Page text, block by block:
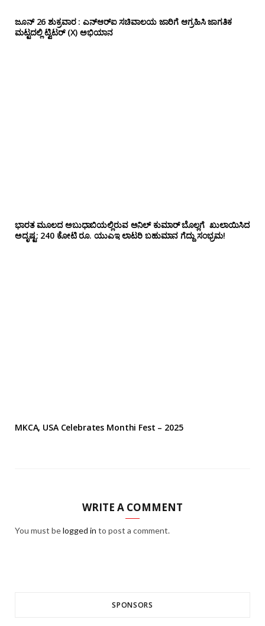
ಜೂನ್ 26 ಶುಕ್ರವಾರ : ಎನ್‌ಆರ್‌ಐ ಸಚಿವಾಲಯ ಜಾರಿಗೆ ಆಗ್ರಹಿಸಿ ಜಾಗತಿಕ
ಮಟ್ಟದಲ್ಲಿ ಟ್ವಿಟರ್ (X) ಅಭಿಯಾನ
ಭಾರತ ಮೂಲದ ಅಬುಧಾಬಿಯಲ್ಲಿರುವ ಅನಿಲ್‌ ಕುಮಾರ್ ಬೊಲ್ಲಗೆ ಖುಲಾಯಿಸಿದ
ಅದೃಷ್ಟ: 240 ಕೋಟಿ ರೂ. ಯುಎಇ ಲಾಟರಿ ಬಹುಮಾನ ಗೆದ್ದು ಸಂಭ್ರಮ!
MKCA, USA Celebrates Monthi Fest – 2025
WRITE A COMMENT
You must belogged in to post a comment.
SPONSORS